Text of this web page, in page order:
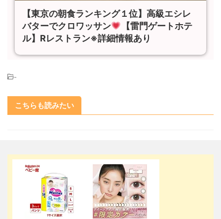
【東京の朝食ランキング１位】高級エシレ
バターでクロワッサン
【雷門ゲートホテ
ル】Rレストラン※詳細情報あり
-
こちらも読みたい